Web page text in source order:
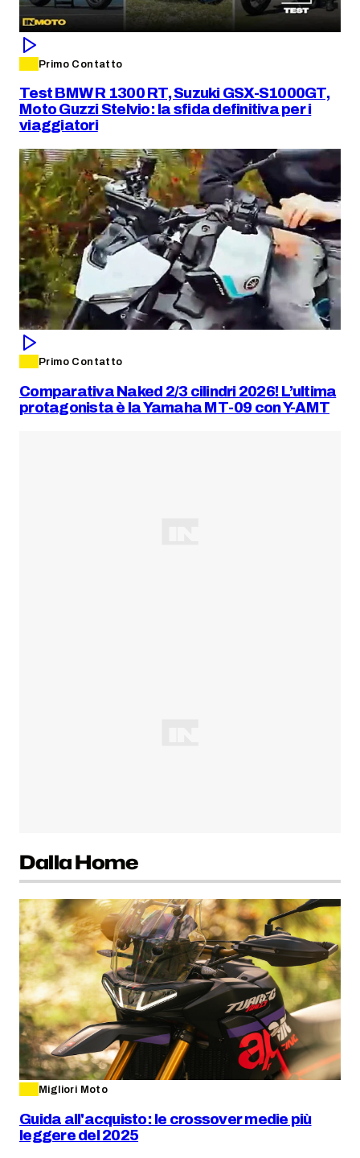
Primo Contatto
Test BMW R 1300 RT, Suzuki GSX-S1000GT,
Moto Guzzi Stelvio: la sfida definitiva per i
viaggiatori
Primo Contatto
Comparativa Naked 2/3 cilindri 2026! L’ultima
protagonista è la Yamaha MT-09 con Y-AMT
Dalla Home
Migliori Moto
Guida all'acquisto: le crossover medie più
leggere del 2025